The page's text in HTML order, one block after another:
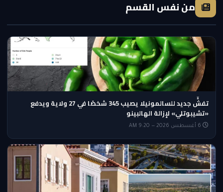
من نفس القسم
تفشٍّ جديد للسالمونيلا يصيب 345 شخصًا في 27 ولاية ويدفع
«تشيبوتلي» لإزالة الهالبينو